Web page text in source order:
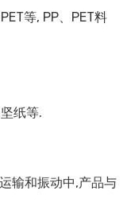
等, PP、PET料
纸等.
输和振动中,产品与